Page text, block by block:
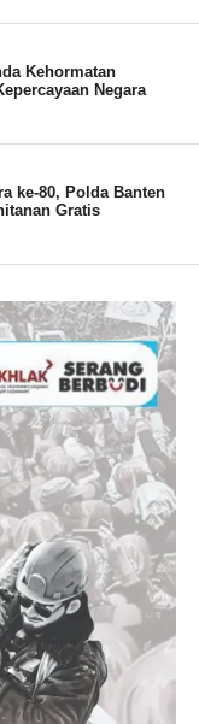
mutasi
salah satu
daya manusia
karier yang
sesuatu yang wajar.
kinerja guna
Polri sebagai
Pelindung, Pengayom
Hadi Chandra
kasih dan
kinerja Kompol
Amsar, AKP Deddy
Setiawan atas
Kehormatan
Negara
ke-80, Polda Banten
Gratis